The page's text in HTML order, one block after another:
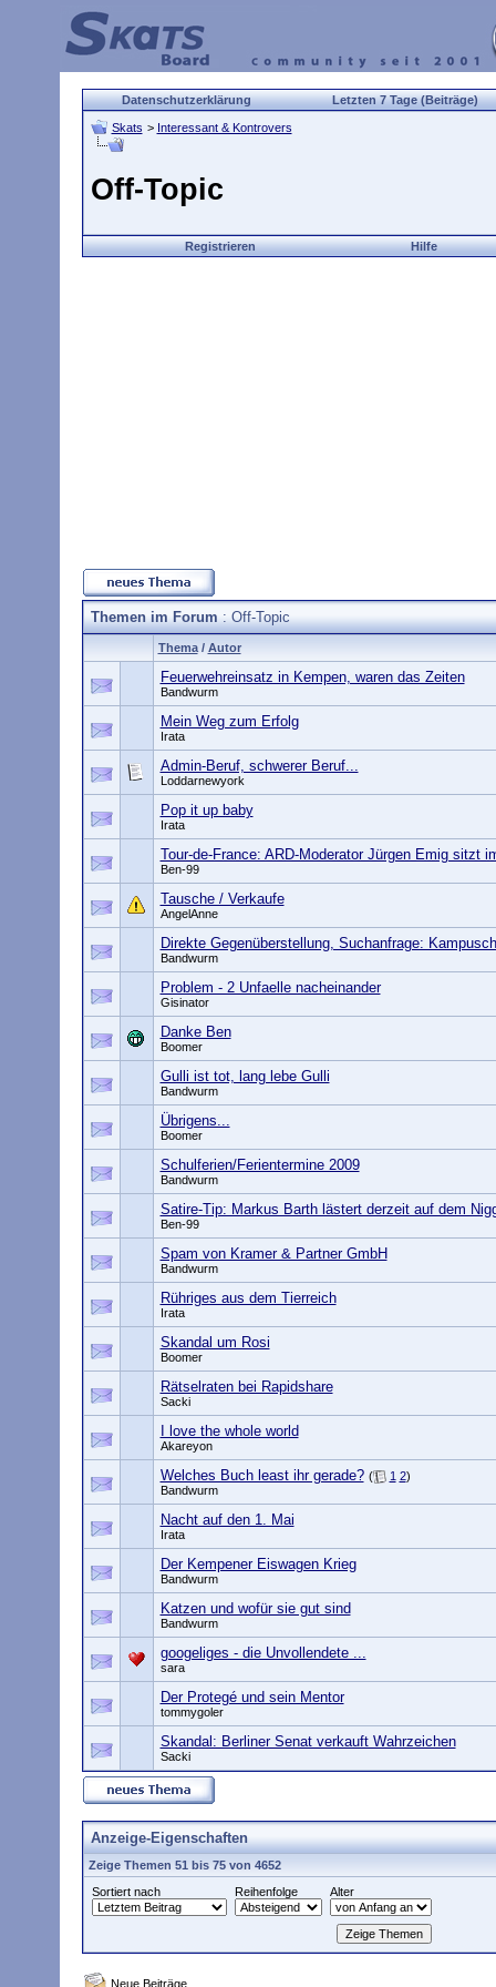
Datenschutzerklärung Letzten 7 Tage (Beiträge)
Skats > Interessant & Kontrovers
Off-Topic
Registrieren Hilfe
Themen im Forum: Off-Topic
Thema/ Autor
Feuerwehreinsatz in Kempen, waren das Zeiten
Bandwurm
Mein Weg zum Erfolg
Irata
Admin-Beruf, schwerer Beruf...
Loddarnewyork
Pop it up baby
Irata
Tour-de-France: ARD-Moderator Jürgen Emig sitzt
Ben-99
Tausche / Verkaufe
AngelAnne
Direkte Gegenüberstellung, Suchanfrage:
Bandwurm
Problem - 2 Unfaelle nacheinander
Gisinator
Danke Ben
Boomer
Gulli ist tot, lang lebe Gulli
Bandwurm
Übrigens...
Boomer
Schulferien/Ferientermine 2009
Bandwurm
Satire-Tip: Markus Barth lästert derzeit auf dem
Ben-99
Spam von Kramer & Partner GmbH
Bandwurm
Rühriges aus dem Tierreich
Irata
Skandal um Rosi
Boomer
Rätselraten bei Rapidshare
Sacki
I love the whole world
Akareyon
Welches Buch least ihr gerade? ( 1 2)
Bandwurm
Nacht auf den 1. Mai
Irata
Der Kempener Eiswagen Krieg
Bandwurm
Katzen und wofür sie gut sind
Bandwurm
googeliges - die Unvollendete ...
sara
Der Protegé und sein Mentor
tommygoler
Skandal: Berliner Senat verkauft Wahrzeichen
Sacki
Anzeige-Eigenschaften
Zeige Themen 51 bis 75 von 4652
Sortiert nach
Reihenfolge Alter
Neue Beiträge